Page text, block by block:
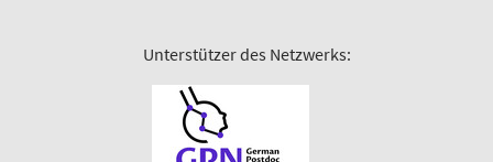
Unterstützer des Netzwerks: